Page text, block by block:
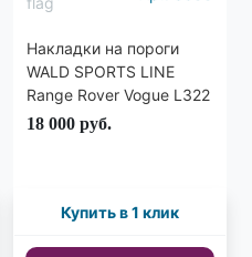
Накладки на пороги
WALD SPORTS LINE
Range Rover Vogue L322
2002-2005
18 000 руб.
Купить в 1 клик